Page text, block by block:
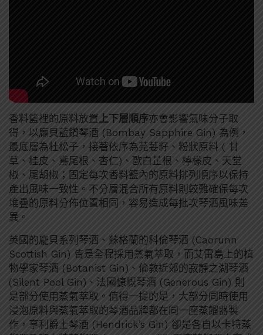
香料籃裡的原料放置 上下層順序亦會影響氣味分子取
得，以龐貝藍鑽琴酒 (Bombay Sapphire Gin) 為例，
最底層為杜松子，接著依序為芫荽籽、粉狀原料 ( 甘
草、桂皮、鳶尾根、杏仁)、歐白芷根、檸檬皮、天堂
椒、尾胡椒；固定每次香料籃內的原料排列順序以保持
產出風味一致性。不分層混合所有原料則較難確保每次
堆疊的原料分佈位置相同，容易造成每批次琴酒風味差
異。
英國的龐貝系列琴酒、蘇格蘭的科倫琴酒 (Caorunn
Scottish Gin) 皆是全程採用蒸氣萃取，而艾雷島上的植
物學家琴酒 (Botanist Gin)、倫敦近郊的寂靜之湖琴酒
(Silent Pool Gin)、法國慷慨琴酒 (Generous Gin) 則
是部分使用蒸氣萃取。值得一提的是，大部分同時使用
浸泡原料與蒸氣萃取的琴酒品牌都在同一座蒸餾器製
作，亨利爵士琴酒 (Hendrick’s Gin) 卻是各自以卡特蒸